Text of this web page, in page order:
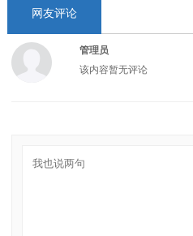
网友评论
管理员
该内容暂无评论